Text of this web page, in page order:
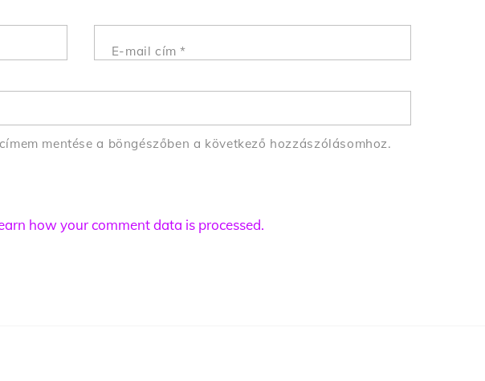
E-mail cím*
mentése a böngészőben a következő hozzászólásomhoz.
how your comment data is processed.